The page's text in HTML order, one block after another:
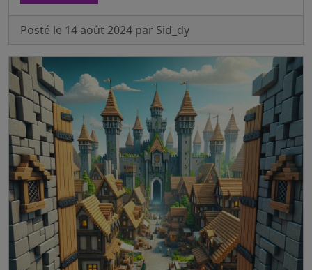
Posté le 14 août 2024 par Sid_dy